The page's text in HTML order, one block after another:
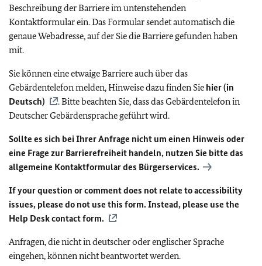
Beschreibung der Barriere im untenstehenden
Kontaktformular ein. Das Formular sendet automatisch die
genaue Webadresse, auf der Sie die Barriere gefunden haben
mit.
Sie können eine etwaige Barriere auch über das
Gebärdentelefon melden, Hinweise dazu finden Sie hier (in
Deutsch)
. Bitte beachten Sie, dass das Gebärdentelefon in
Deutscher Gebärdensprache geführt wird.
Sollte es sich bei Ihrer Anfrage nicht um einen Hinweis oder
eine Frage zur Barrierefreiheit handeln, nutzen Sie bitte das
allgemeine Kontaktformular des Bürgerservices.
If your question or comment does not relate to accessibility
issues, please do not use this form. Instead, please use the
Help Desk contact form.
Anfragen, die nicht in deutscher oder englischer Sprache
eingehen, können nicht beantwortet werden.